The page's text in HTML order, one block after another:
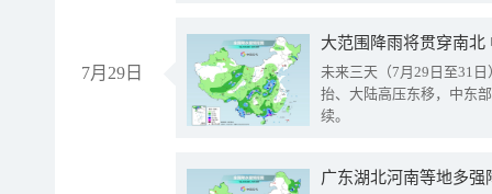
7月29日
大范围降雨将贯穿南
未来三天（7月29日至31
抬、大陆高压东移，中东
续。
广东湖北河南等地多